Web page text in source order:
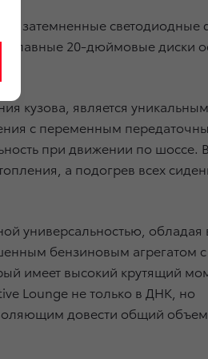
затемненные светодиодные
20-дюймовые диски
кузова, является уникальным
с переменным
при движении по шоссе.
а подогрев всех
универсальностью,
бензиновым агрегатом
имеет высокий крутящий
Lounge не только в ДНК, но
довести общий